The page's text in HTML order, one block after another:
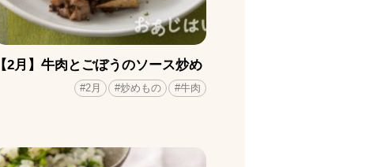
【2月】牛肉とごぼうのソース炒め
#2月 #炒めもの #牛肉